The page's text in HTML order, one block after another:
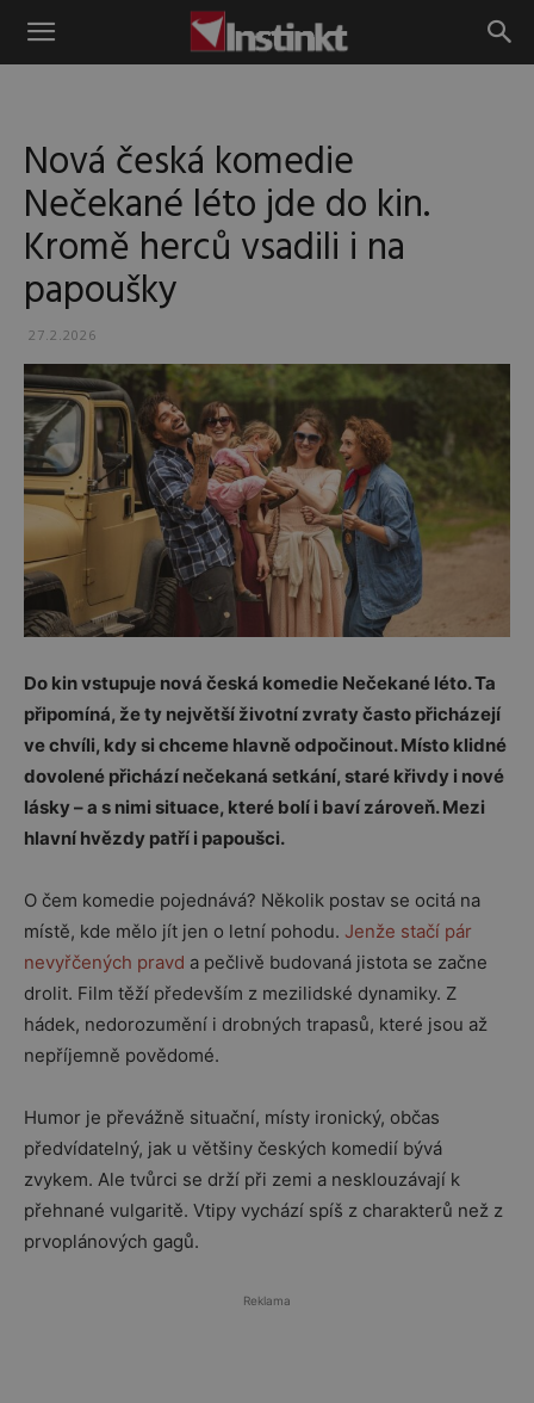
Instinkt
Nová česká komedie
Nečekané léto jde do kin.
Kromě herců vsadili i na
papoušky
27.2.2026
Do kin vstupuje nová česká komedie Nečekané léto. Ta
připomíná, že ty největší životní zvraty často přicházejí
ve chvíli, kdy si chceme hlavně odpočinout. Místo klidné
dovolené přichází nečekaná setkání, staré křivdy i nové
lásky – a s nimi situace, které bolí i baví zároveň. Mezi
hlavní hvězdy patří i papoušci.
O čem komedie pojednává? Několik postav se ocitá na
místě, kde mělo jít jen o letní pohodu. Jenže stačí pár
nevyřčených pravd a pečlivě budovaná jistota se začne
drolit. Film těží především z mezilidské dynamiky. Z
hádek, nedorozumění i drobných trapasů, které jsou až
nepříjemně povědomé.
Humor je převážně situační, místy ironický, občas
předvídatelný, jak u většiny českých komedií bývá
zvykem. Ale tvůrci se drží při zemi a nesklouzávají k
přehnané vulgaritě. Vtipy vychází spíš z charakterů než z
prvoplánových gagů.
Reklama